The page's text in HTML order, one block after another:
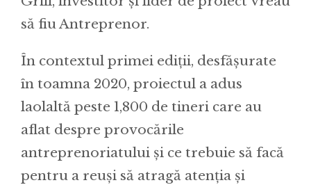
să fiu Antreprenor.
În contextul primei ediții, desfășurate
în toamna 2020, proiectul a adus
laolaltă peste 1,800 de tineri care au
aflat despre provocările
antreprenoriatului și ce trebuie să facă
pentru a reuși să atragă atenția și